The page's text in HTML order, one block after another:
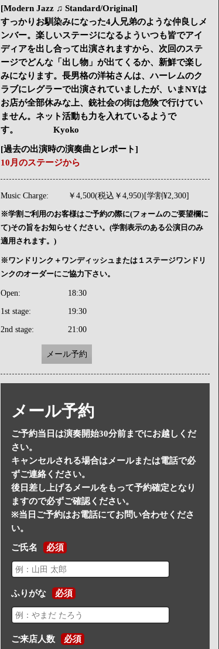
[Modern Jazz ♫ Standard/Original]
すっかりお馴染みになった4人兄弟のような仲良しメ
ンバー。楽しいステージになるよういつも皆でアイ
ディアを出し合って出演されますから、次回のステ
ージでどんな「出し物」が出てくるか、新鮮で楽し
みになります。長男格の洋祐さんは、ハーレムのク
ラブにレグラーで出演されていましたが、いまNYは
お店が全部休みな上、銃社会の街は危険で行けてい
ません。ネット活動も力を入れているようで
す。 Kyoko
[過去の出演時の演奏曲とレポート]
10月のステージから
Music Charge: ￥4,500(税込￥4,950)[学割¥2,300]
※学割ご利用のお客様はご予約の際に(フォームのご要望欄に
て)その旨をお知らせください。(学割表示のある公演日のみ
適用されます。)
※ワンドリンク＋ワンディッシュまたは１ステージワンドリ
ンクのオーダーにご協力下さい。
Open: 18:30
1st stage: 19:30
2nd stage: 21:00
メール予約
メール予約
ご予約当日は演奏開始30分前までにお越しくだ
さい。
キャンセルされる場合はメールまたは電話で必
ずご連絡ください。
後日差し上げるメールをもって予約確定となり
ますので必ずご確認ください。
※当日ご予約はお電話にてお問い合わせくださ
い。
ご氏名 必須
ふりがな 必須
ご来店人数 必須